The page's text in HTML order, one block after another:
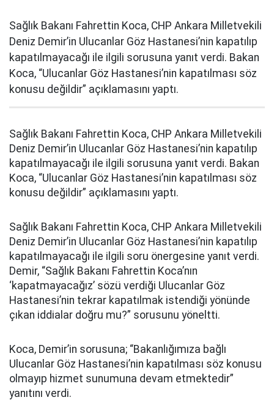
Sağlık Bakanı Fahrettin Koca, CHP Ankara Milletvekili
Deniz Demir’in Ulucanlar Göz Hastanesi’nin kapatılıp
kapatılmayacağı ile ilgili sorusuna yanıt verdi. Bakan
Koca, “Ulucanlar Göz Hastanesi’nin kapatılması söz
konusu değildir” açıklamasını yaptı.
Sağlık Bakanı Fahrettin Koca, CHP Ankara Milletvekili
Deniz Demir’in Ulucanlar Göz Hastanesi’nin kapatılıp
kapatılmayacağı ile ilgili sorusuna yanıt verdi. Bakan
Koca, “Ulucanlar Göz Hastanesi’nin kapatılması söz
konusu değildir” açıklamasını yaptı.
Sağlık Bakanı Fahrettin Koca, CHP Ankara Milletvekili
Deniz Demir’in Ulucanlar Göz Hastanesi’nin kapatılıp
kapatılmayacağı ile ilgili soru önergesine yanıt verdi.
Demir, “Sağlık Bakanı Fahrettin Koca’nın
‘kapatmayacağız’ sözü verdiği Ulucanlar Göz
Hastanesi’nin tekrar kapatılmak istendiği yönünde
çıkan iddialar doğru mu?” sorusunu yöneltti.
Koca, Demir’in sorusuna; “Bakanlığımıza bağlı
Ulucanlar Göz Hastanesi’nin kapatılması söz konusu
olmayıp hizmet sunumuna devam etmektedir”
yanıtını verdi.